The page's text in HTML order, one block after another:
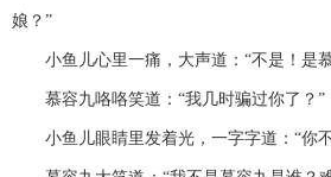
娘？”
小鱼儿心里一痛，大声道：“不是！是
慕容九咯咯笑道：“我几时骗过你了？”
小鱼儿眼睛里发着光，一字字道：“你